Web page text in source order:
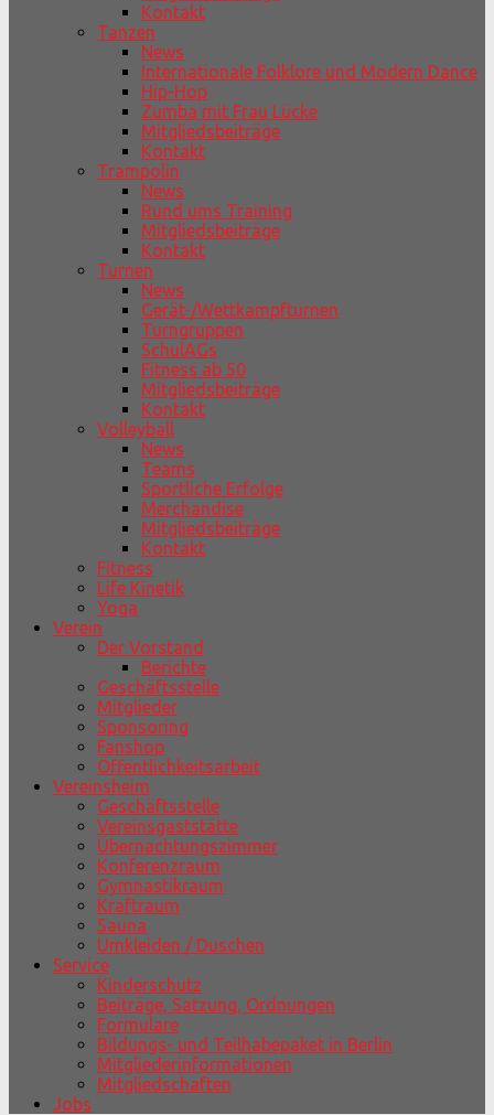
Kontakt
Tanzen
News
Internationale Folklore und Modern Dance
Hip-Hop
Zumba mit Frau Lücke
Mitgliedsbeiträge
Kontakt
Trampolin
News
Rund ums Training
Mitgliedsbeiträge
Kontakt
Turnen
News
Gerät-/Wettkampfturnen
Turngruppen
SchulAGs
Fitness ab 50
Mitgliedsbeiträge
Kontakt
Volleyball
News
Teams
Sportliche Erfolge
Merchandise
Mitgliedsbeiträge
Kontakt
Fitness
Life Kinetik
Yoga
Verein
Der Vorstand
Berichte
Geschäftsstelle
Mitglieder
Sponsoring
Fanshop
Öffentlichkeitsarbeit
Vereinsheim
Geschäftsstelle
Vereinsgaststätte
Übernachtungszimmer
Konferenzraum
Gymnastikraum
Kraftraum
Sauna
Umkleiden / Duschen
Service
Kinderschutz
Beiträge, Satzung, Ordnungen
Formulare
Bildungs- und Teilhabepaket in Berlin
Mitgliederinformationen
Mitgliedschaften
Jobs